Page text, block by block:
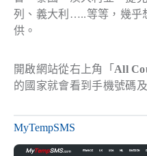
列、義大利…..等等，幾乎
供。
開啟網站從右上角「 All
的國家就會看到手機號碼
MyTempSMS